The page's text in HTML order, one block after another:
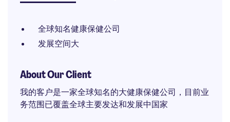
全球知名健康保健公司
发展空间大
About Our Client
我的客户是一家全球知名的大健康保健公司，目前业
务范围已覆盖全球主要发达和发展中国家